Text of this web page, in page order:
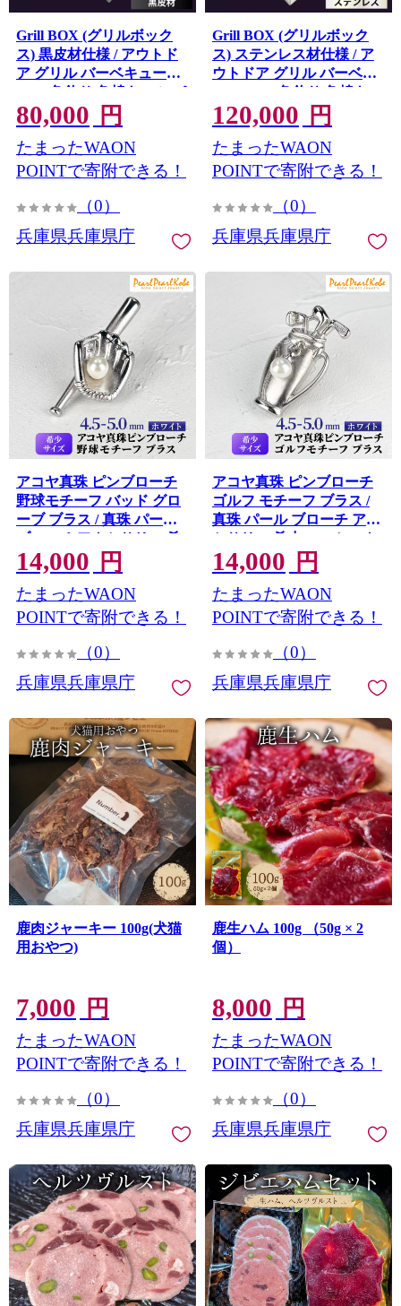
Grill BOX (グリルボック
ス) 黒皮材仕様 / アウトド
ア グリル バーベキュー
BBQ 魚釣り 魚焼き コンパ
クト キャンプ 串焼き 黒皮
材
80,000 円
たまったWAON
POINTで寄附できる！
（0）
兵庫県兵庫県庁
Grill BOX (グリルボック
ス) ステンレス材仕様 / ア
ウトドア グリル バーベキ
ュー BBQ 魚釣り 魚焼き
コンパクト キャンプ 串焼
き ステンレス
120,000 円
たまったWAON
POINTで寄附できる！
（0）
兵庫県兵庫県庁
アコヤ真珠 ピンブローチ
野球モチーフ バッド グロ
ーブ ブラス / 真珠 パール
ブローチ アクセサリー 希
少 ユニセックス 野球 バッ
ト グローブ ピン 贈り物 ア
コヤ ベビーパール プレゼ
ント ギフト
14,000 円
たまったWAON
POINTで寄附できる！
（0）
兵庫県兵庫県庁
アコヤ真珠 ピンブローチ
ゴルフ モチーフ ブラス /
真珠 パール ブローチ アク
セサリー 希少 ユニセック
ス ゴルフ ピン 贈り物 アコ
ヤ ベビーパール プレゼン
ト ギフト
14,000 円
たまったWAON
POINTで寄附できる！
（0）
兵庫県兵庫県庁
鹿肉ジャーキー 100g(犬猫
用おやつ)
7,000 円
たまったWAON
POINTで寄附できる！
（0）
兵庫県兵庫県庁
鹿生ハム 100g （50g × 2
個）
8,000 円
たまったWAON
POINTで寄附できる！
（0）
兵庫県兵庫県庁